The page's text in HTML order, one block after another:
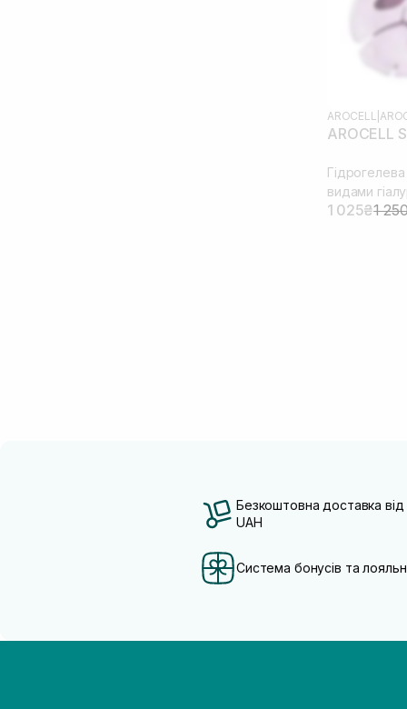
AROCELL
AROCELL
видами
1 025₴1
Безкоштовна доставка
UAH
Система бонусів та